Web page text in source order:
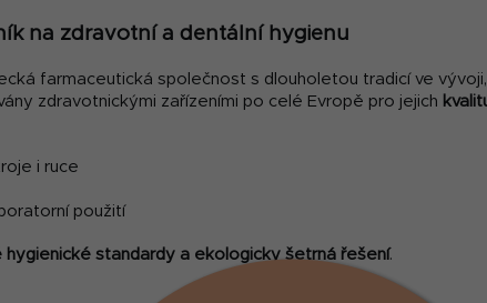
na zdravotní a dentální hygienu
farmaceutická společnost s dlouholetou tradicí ve
zdravotnickými zařízeními po celé Evropě pro jejich
i ruce
použití
hygienické standardy a ekologicky šetrná řešení.